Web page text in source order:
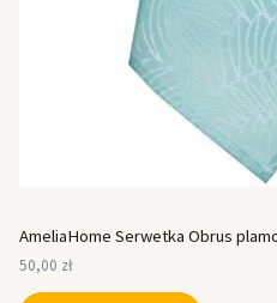
AmeliaHome Serwetka Obrus
50,00 zł